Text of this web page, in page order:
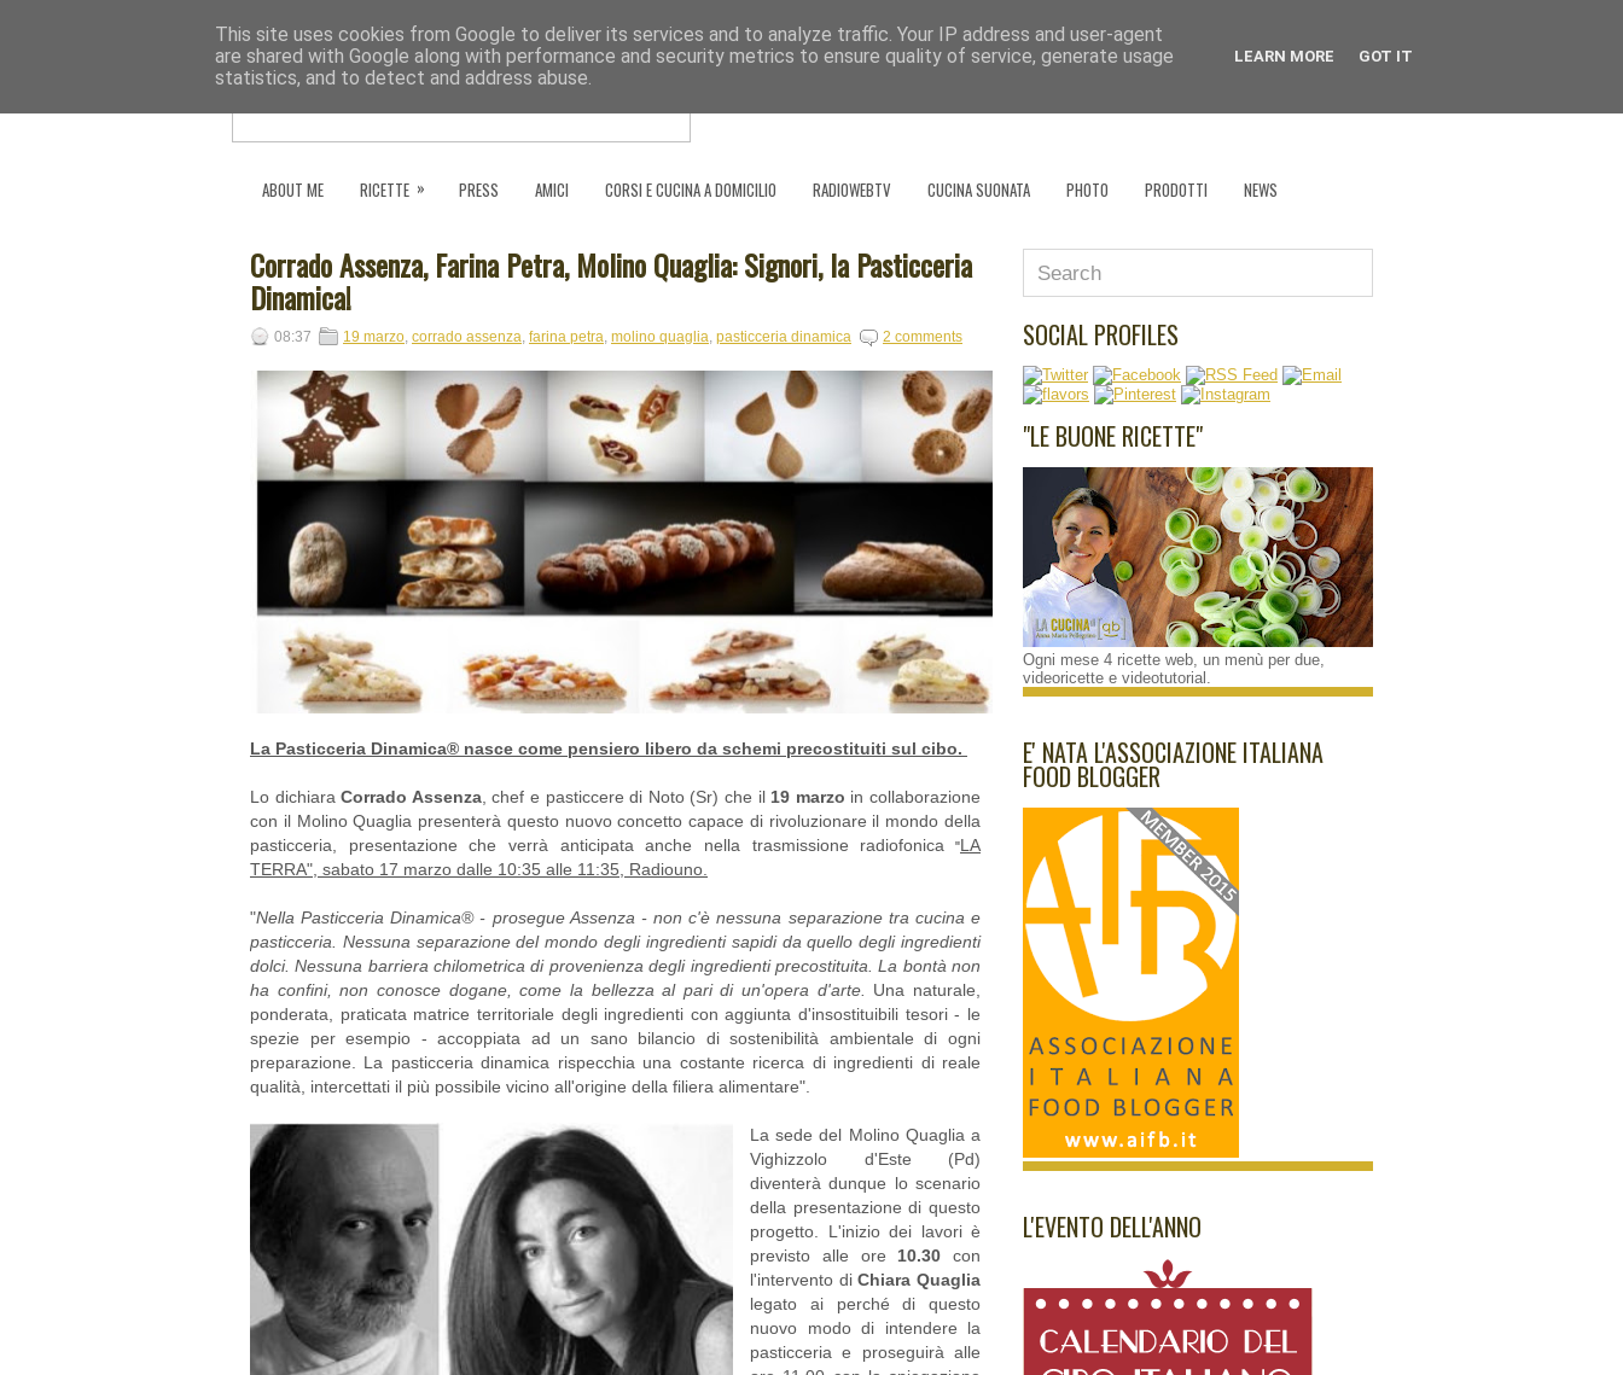
Se l'uomo è ciò che mangia, il cuoco è ciò che cucina?
ABOUT ME RICETTE » PRESS AMICI CORSI E CUCINA A DOMICILIO RADIOWEBTV CUCINA SUONATA PHOTO PRODOTTI NEWS
SOCIAL PROFILES
"LE BUONE RICETTE"
Ogni mese 4 ricette web, un menù per due,
videoricette e videotutorial.
E' NATA L'ASSOCIAZIONE ITALIANA
FOOD BLOGGER
L'EVENTO DELL'ANNO
Corrado Assenza, Farina Petra, Molino Quaglia: Signori, la Pasticceria
Dinamica!
08:37 19 marzo, corrado assenza, farina petra, molino quaglia, pasticceria dinamica 2 comments
La Pasticceria Dinamica® nasce come pensiero libero da schemi precostituiti sul cibo.
Lo dichiaraCorrado Assenza, chef e pasticcere di Noto (Sr) che il 19 marzo in collaborazione
con il Molino Quaglia presenterà questo nuovo concetto capace di rivoluzionare il mondo della
pasticceria, presentazione che verrà anticipata anche nella trasmissione radiofonica
"LA
TERRA", sabato 17 marzo dalle 10:35 alle 11:35, Radiouno.
"Nella Pasticceria Dinamica® - prosegue Assenza - non c'è nessuna separazione tra cucina e
pasticceria. Nessuna separazione del mondo degli ingredienti sapidi da quello degli ingredienti
dolci. Nessuna barriera chilometrica di provenienza degli ingredienti precostituita. La bontà non
ha confini, non conosce dogane, come la bellezza al pari di un'opera d'arte.
Una naturale,
ponderata, praticata matrice territoriale degli ingredienti con aggiunta d'insostituibili tesori - le
spezie per esempio - accoppiata ad un sano bilancio di sostenibilità ambientale di ogni
preparazione. La pasticceria dinamica rispecchia una costante ricerca di ingredienti di reale
qualità, intercettati il più possibile vicino all'origine della filiera alimentare".
La sede del Molino Quaglia a
Vighizzolo d'Este (Pd)
diventerà dunque lo scenario
della presentazione di questo
progetto. L'inizio dei lavori è
previsto alle ore 10.30 con
l'intervento diChiara Quaglia
legato ai perché di questo
nuovo modo di intendere la
pasticceria e proseguirà alle
This site uses cookies from Google to deliver its services and to analyze traffic. Your IP address and user-agent
are shared with Google along with performance and security metrics to ensure quality of service, generate usage
statistics, and to detect and address abuse.
LEARN MORE GOT IT